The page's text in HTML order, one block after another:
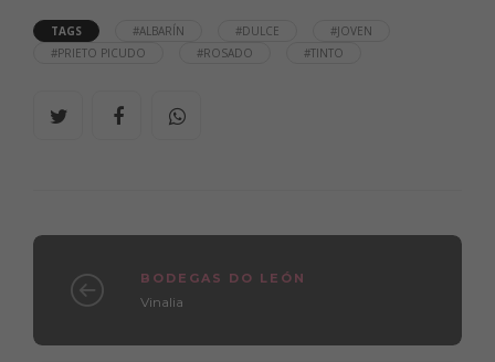
TAGS #ALBARÍN #DULCE
#JOVEN
#PRIETO PICUDO
#ROSADO #TINTO
BODEGAS DO LEÓN
Vinalia